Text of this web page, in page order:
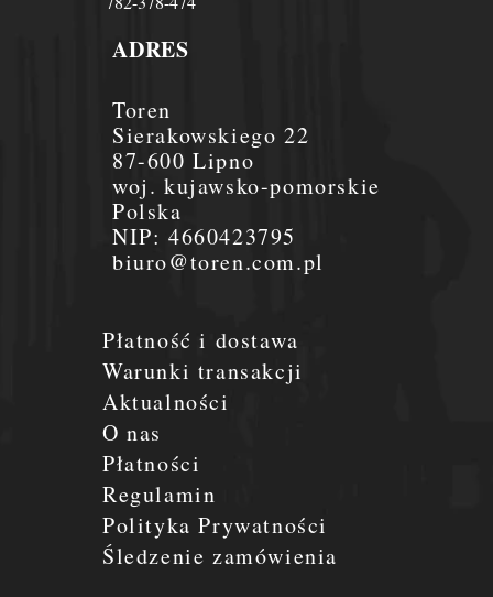
Płatność i dostawa
Warunki transakcji
Aktualności
O nas
Płatności
Regulamin
Polityka Prywatności
Śledzenie zamówienia
ADRES
Toren
Sierakowskiego 22
87-600 Lipno
woj. kujawsko-pomorskie
Polska
NIP:4660423795
biuro@toren.com.pl